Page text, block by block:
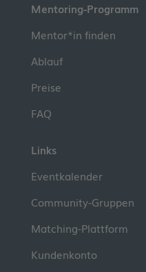
Mentoring-Programm
Mentor*in finden
Ablauf
Preise
FAQ
Links
Eventkalender
Community-Gruppen
Matching-Plattform
Kundenkonto